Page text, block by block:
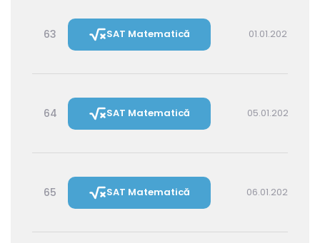
63 SAT Matematică 01.01.2027 16:00
64 SAT Matematică 05.01.2027 16:00
65 SAT Matematică 06.01.2027 14:30